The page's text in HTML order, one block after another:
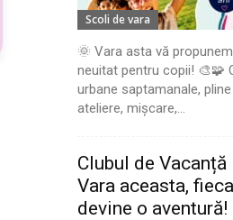
Scoli de vara
🌞 Vara asta vă
neuitat pentru copii! 🎨🧩
urbane saptamanale,
ateliere, mișcare,...
Clubul de
Vara aceasta,
devine o aventură!